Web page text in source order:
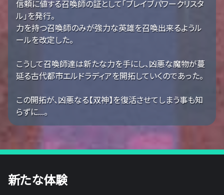
信頼に値する召喚師の証として「ブレイブパワークリスタ
ル」を発行。
力を持つ召喚師のみが強力な英雄を召喚出来るようル
ールを改定した。
こうして召喚師達は新たな力を手にし、凶悪な魔物が蔓
延る古代都市エルドラディアを開拓していくのであった。
この開拓が、凶悪なる【双神】を復活させてしまう事も知
らずに...。
新たな体験